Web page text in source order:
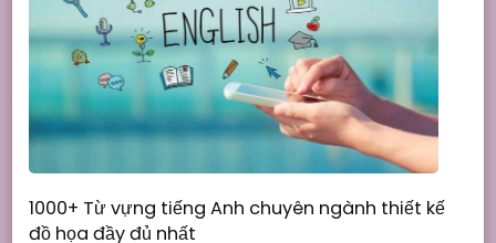
1000+ Từ vựng tiếng Anh chuyên ngành thiết kế
đồ họa đầy đủ nhất